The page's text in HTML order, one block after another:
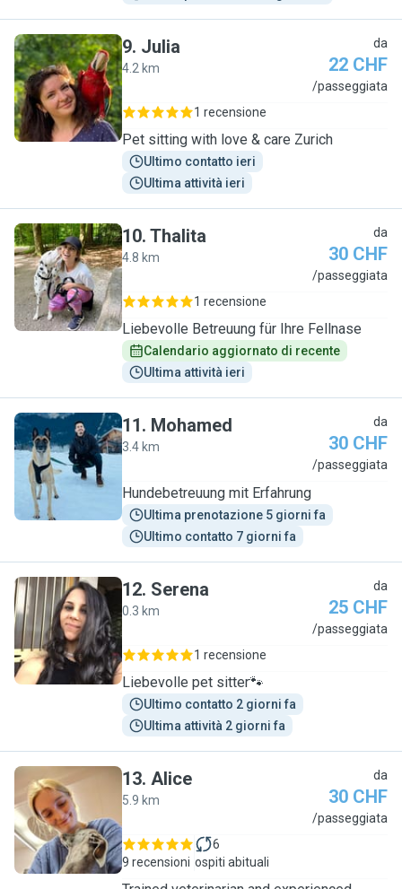
J
9. Julia
4.2 km
da
22 CHF
/passeggiata
1 recensione
Pet sitting with love & care Zurich
Ultimo contatto ieri
Ultima attività ieri
T
10. Thalita
4.8 km
da
30 CHF
/passeggiata
1 recensione
Liebevolle Betreuung für Ihre Fellnase
Calendario aggiornato di recente
Ultima attività ieri
M
11. Mohamed
3.4 km
da
30 CHF
/passeggiata
Hundebetreuung mit Erfahrung
Ultima prenotazione 5 giorni fa
Ultimo contatto 7 giorni fa
S
12. Serena
0.3 km
da
25 CHF
/passeggiata
1 recensione
Liebevolle pet sitter🐾
Ultimo contatto 2 giorni fa
Ultima attività 2 giorni fa
A
13. Alice
5.9 km
da
30 CHF
/passeggiata
9 recensioni
6
ospiti abituali